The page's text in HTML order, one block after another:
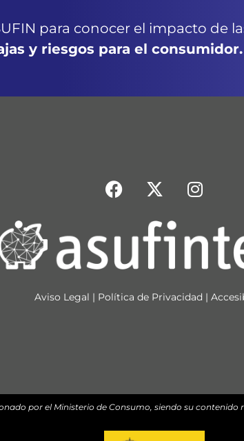
para conocer el impacto de
y riesgos para el consumidor.
Aviso Legal | Política de Privacidad |
por el Ministerio de Consumo, siendo su